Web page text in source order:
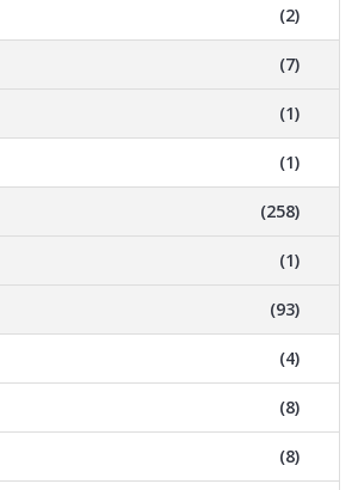
(2)
(7)
(1)
(1)
(258)
(1)
(93)
(4)
(8)
(8)